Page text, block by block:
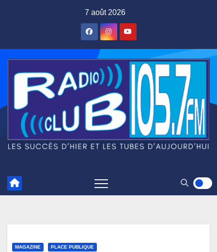
7 août 2026
MAGAZINE PLACE PUBLIQUE